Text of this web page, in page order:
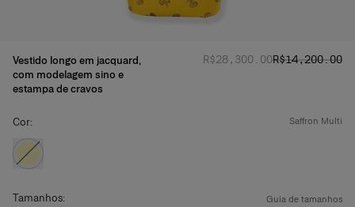
Vestido longo em jacquard,
com modelagem sino e
estampa de cravos
Preço normal:
R$‌28,300.00Preço
R$‌14,200.00
Cor: saffron multi
Tamanhos: Guia de tamanhos